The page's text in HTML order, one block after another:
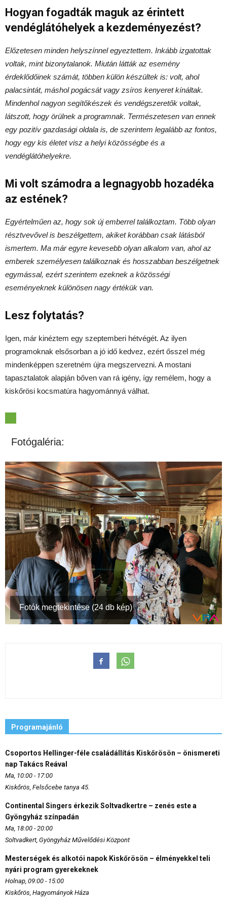
Hogyan fogadták maguk az érintett
vendéglátóhelyek a kezdeményezést?
Előzetesen minden helyszínnel egyeztettem. Inkább izgatottak
voltak, mint bizonytalanok. Miután látták az esemény
érdeklődőinek számát, többen külön készültek is: volt, ahol
palacsintát, máshol pogácsát vagy zsíros kenyeret kínáltak.
Mindenhol nagyon segítőkészek és vendégszeretők voltak,
látszott, hogy örülnek a programnak. Természetesen van ennek
egy pozitív gazdasági oldala is, de szerintem legalább az fontos,
hogy egy kis életet visz a helyi közösségbe és a
vendéglátóhelyekre.
Mi volt számodra a legnagyobb hozadéka
az estének?
Egyértelműen az, hogy sok új emberrel találkoztam. Több olyan
résztvevővel is beszélgettem, akiket korábban csak látásból
ismertem. Ma már egyre kevesebb olyan alkalom van, ahol az
emberek személyesen találkoznak és hosszabban beszélgetnek
egymással, ezért szerintem ezeknek a közösségi
eseményeknek különösen nagy értékük van.
Lesz folytatás?
Igen, már kinéztem egy szeptemberi hétvégét. Az ilyen
programoknak elsősorban a jó idő kedvez, ezért ősszel még
mindenképpen szeretném újra megszervezni. A mostani
tapasztalatok alapján bőven van rá igény, így remélem, hogy a
kiskőrösi kocsmatúra hagyománnyá válhat.
Fotógaléria:
Fotók megtekintése (24 db kép)
Programajánló
Csoportos Hellinger-féle családállítás Kiskőrösön – önismereti
nap Takács Reával
Ma, 10:00 - 17:00
Kiskőrös, Felsőcebe tanya 45.
Continental Singers érkezik Soltvadkertre – zenés este a
Gyöngyház színpadán
Ma, 18:00 - 20:00
Soltvadkert, Gyöngyház Művelődési Központ
Mesterségek és alkotói napok Kiskőrösön – élményekkel teli
nyári program gyerekeknek
Holnap, 09:00 - 15:00
Kiskőrös, Hagyományok Háza